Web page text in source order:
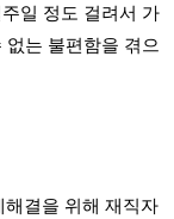
일 정도 걸려서 가
는 불편함을 겪으
결을 위해 재직자